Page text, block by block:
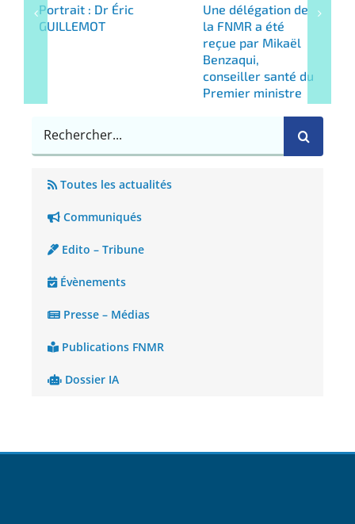
Portrait : Dr Éric
GUILLEMOT
Une délégation de
la FNMR a été
reçue par Mikaël
Benzaqui,
conseiller santé du
Premier ministre
Rechercher
Toutes les actualités
Communiqués
Edito – Tribune
Évènements
Presse – Médias
Publications FNMR
Dossier IA